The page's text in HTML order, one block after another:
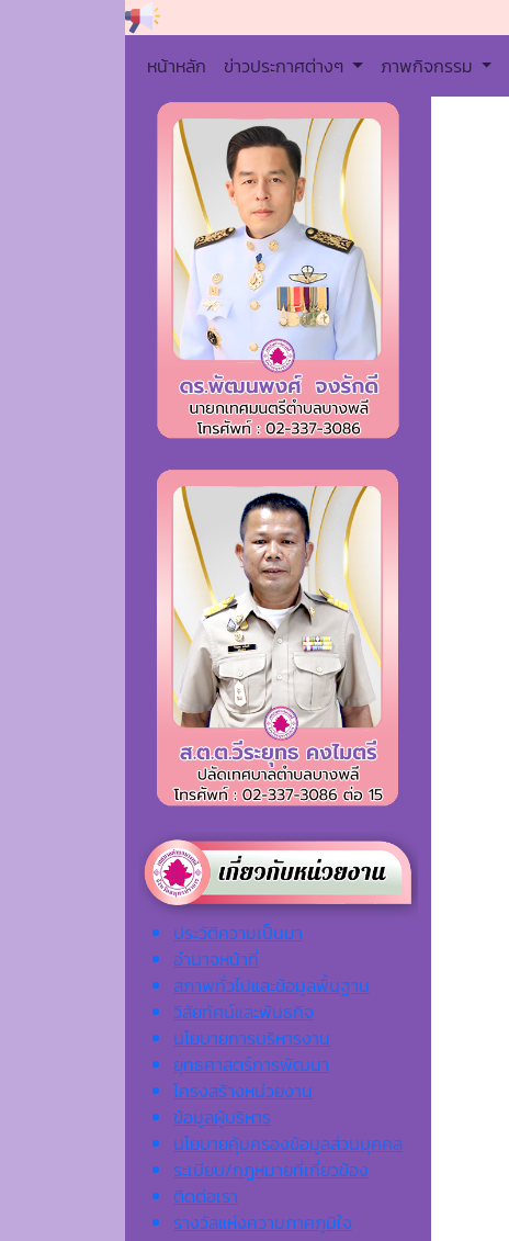
หน้าหลัก ข่าวประกาศต่างๆ ภาพกิจกรรม
ประวัติความเป็นมา
อำนาจหน้าที่
สภาพทั่วไปและข้อมูลพื้นฐาน
วิสัยทัศน์และพันธกิจ
นโยบายการบริหารงาน
ยุทธศาสตร์การพัฒนา
โครงสร้างหน่วยงาน
ข้อมูลผู้บริหาร
นโยบายคุ้มครองข้อมูลส่วนบุคคล
ระเบียบ/กฎหมายที่เกี่ยวข้อง
ติดต่อเรา
รางวัลแห่งความภาคภูมิใจ